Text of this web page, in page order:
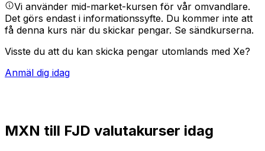
Vi använder mid-market-kursen för vår omvandlare.
Det görs endast i informationssyfte. Du kommer inte att
få denna kurs när du skickar pengar. Se sändkurserna.
Visste du att du kan skicka pengar utomlands med Xe?
Anmäl dig idag
MXN till FJD valutakurser idag